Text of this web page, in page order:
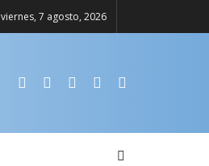
viernes, 7 agosto, 2026